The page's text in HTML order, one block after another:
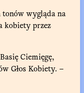
wygląda na
kobiety przez
Ciemięgę,
Głos Kobiety. –